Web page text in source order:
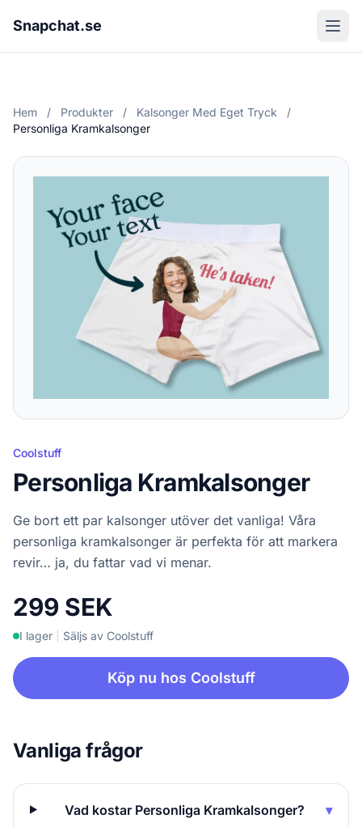
Snapchat.se
Hem / Produkter / Kalsonger Med Eget Tryck
/
Personliga Kramkalsonger
Coolstuff
Personliga Kramkalsonger
Ge bort ett par kalsonger utöver det vanliga! Våra
personliga kramkalsonger är perfekta för att markera
revir… ja, du fattar vad vi menar.
299 SEK
I lager Säljs av Coolstuff
Köp nu hos Coolstuff
Vanliga frågor
Vad kostar Personliga Kramkalsonger? ▾